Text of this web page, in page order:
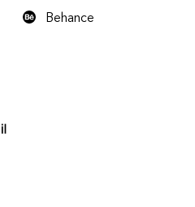
Behance